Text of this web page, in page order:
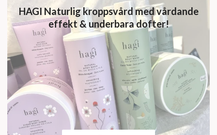
HAGI Naturlig kroppsvård med vårdande
effekt & underbara dofter!